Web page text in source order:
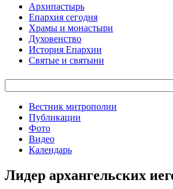
Архипастырь
Епархия сегодня
Храмы и монастыри
Духовенство
История Епархии
Святые и святыни
Вестник митрополии
Публикации
Фото
Видео
Календарь
Лидер архангельских